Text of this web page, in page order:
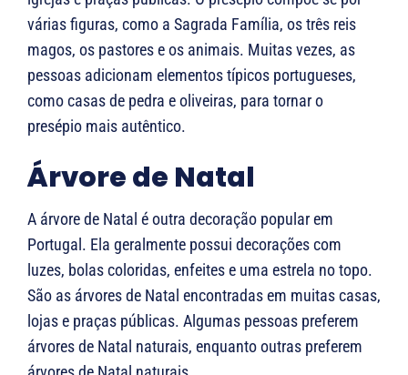
várias figuras, como a Sagrada Família, os três reis
magos, os pastores e os animais. Muitas vezes, as
pessoas adicionam elementos típicos portugueses,
como casas de pedra e oliveiras, para tornar o
presépio mais autêntico.
Árvore de Natal
A árvore de Natal é outra decoração popular em
Portugal. Ela geralmente possui decorações com
luzes, bolas coloridas, enfeites e uma estrela no topo.
São as árvores de Natal encontradas em muitas casas,
lojas e praças públicas. Algumas pessoas preferem
árvores de Natal naturais, enquanto outras preferem